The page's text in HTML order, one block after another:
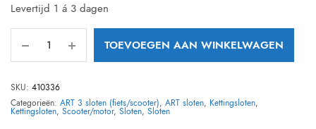
Levertijd 1 á 3 dagen
TOEVOEGEN AAN WINKELWAGEN
SKU: 410336
Categorieën: ART 3 sloten (fiets/scooter), ART sloten, Kettingsloten,
Kettingsloten, Scooter/motor, Sloten, Sloten